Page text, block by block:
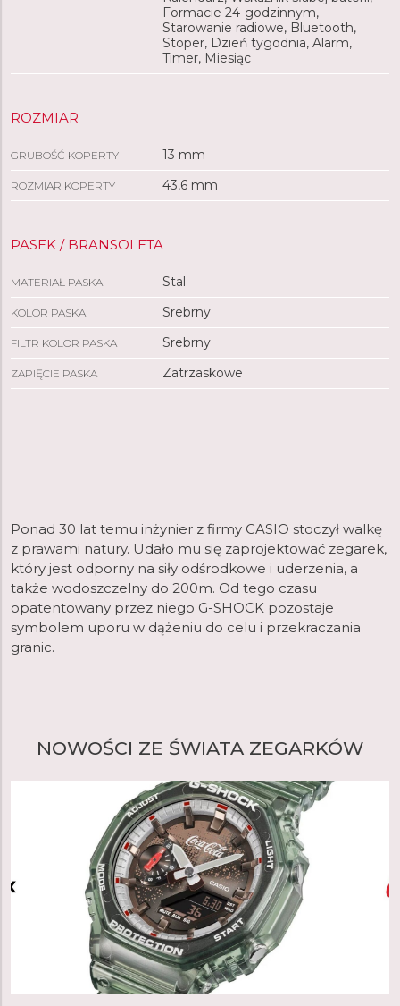
Formacie 24-godzinnym,
Starowanie radiowe, Bluetooth,
Stoper, Dzień tygodnia, Alarm,
Timer, Miesiąc
ROZMIAR
GRUBOŚĆ KOPERTY 13 mm
ROZMIAR KOPERTY 43,6 mm
PASEK / BRANSOLETA
MATERIAŁ PASKA Stal
KOLOR PASKA Srebrny
FILTR KOLOR PASKA Srebrny
ZAPIĘCIE PASKA Zatrzaskowe
Ponad 30 lat temu inżynier z firmy CASIO stoczył walkę
z prawami natury. Udało mu się zaprojektować zegarek,
który jest odporny na siły odśrodkowe i uderzenia, a
także wodoszczelny do 200m. Od tego czasu
opatentowany przez niego G-SHOCK pozostaje
symbolem uporu w dążeniu do celu i przekraczania
granic.
NOWOŚCI ZE ŚWIATA ZEGARKÓW